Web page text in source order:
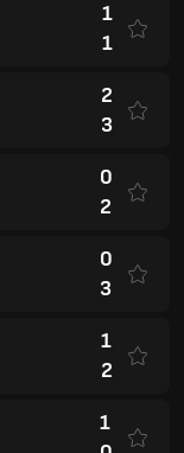
1
1
2
3
0
2
0
3
1
2
1